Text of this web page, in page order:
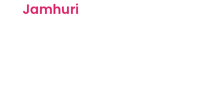
Jamhuri